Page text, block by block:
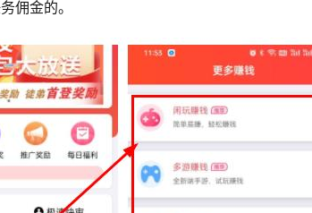
佣金的。